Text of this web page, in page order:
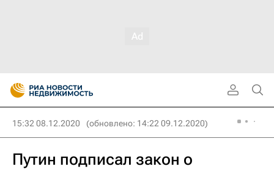
15:32 08.12.2020 (обновлено: 14:22 09.12.2020)
Путин подписал закон о